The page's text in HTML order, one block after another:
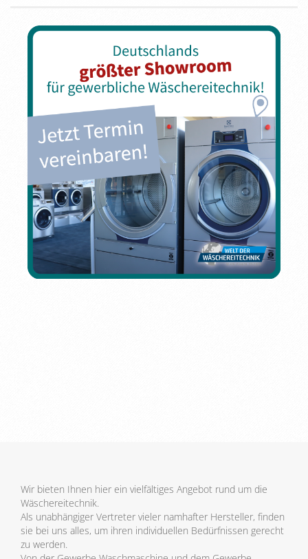
Wir bieten Ihnen hier ein vielfältiges Angebot rund um die
Wäschereitechnik.
Als unabhängiger Vertreter vieler namhafter Hersteller, finden
sie bei uns alles, um ihren individuellen Bedürfnissen gerecht
zu werden.